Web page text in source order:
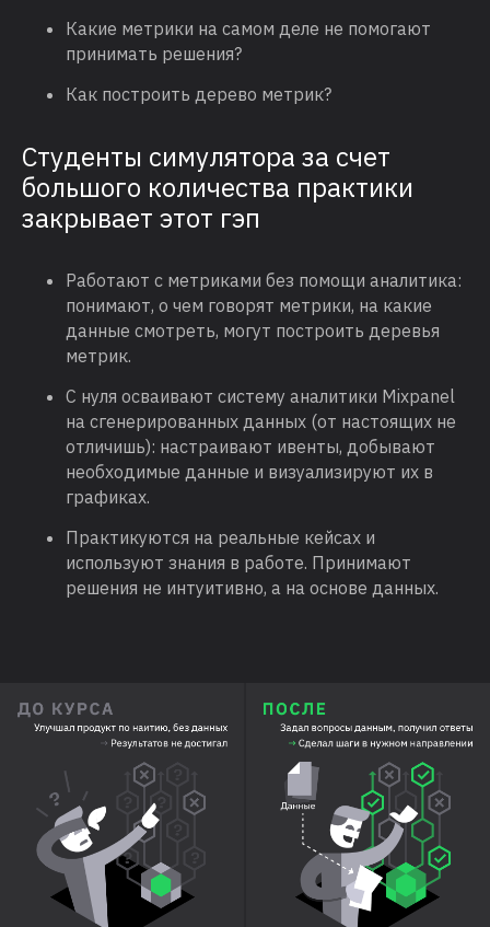
Какие метрики на самом деле не помогают
принимать решения?
Как построить дерево метрик?
Студенты симулятора за счет
большого количества практики
закрывает этот гэп
Работают с метриками без помощи аналитика:
понимают, о чем говорят метрики, на какие
данные смотреть, могут построить деревья
метрик.
С нуля осваивают систему аналитики Mixpanel
на сгенерированных данных (от настоящих не
отличишь): настраивают ивенты, добывают
необходимые данные и визуализируют их в
графиках.
Практикуются на реальные кейсах и
используют знания в работе. Принимают
решения не интуитивно, а на основе данных.